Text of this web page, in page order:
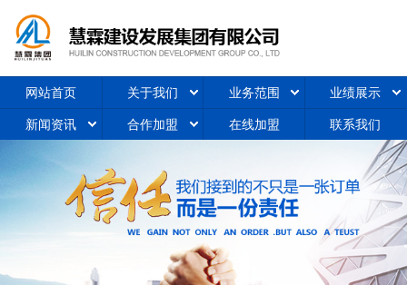
网站首页 关于我们 业务范围 业绩展示
新闻资讯 合作加盟 在线加盟 联系我们